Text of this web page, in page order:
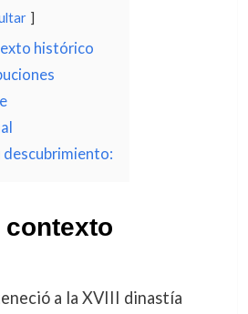
histórico
contexto
a la XVIII dinastía